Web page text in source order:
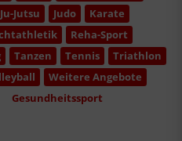
Ju-Jutsu Judo
Karate
Reha-Sport
Tanzen Tennis
Triathlon
Weitere Angebote
Gesundheitssport